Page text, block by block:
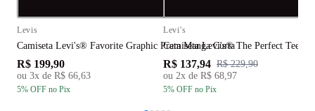
Levis
Camiseta Levi's® Favorite Graphic Preta Manga Curta
R$ 199,90
ou 3x de R$ 66,63
5% OFF no Pix
Levi's
Camiseta Levi's® The Perfect Tee
R$ 137,94 R$ 229,90
ou 2x de R$ 68,97
5% OFF no Pix